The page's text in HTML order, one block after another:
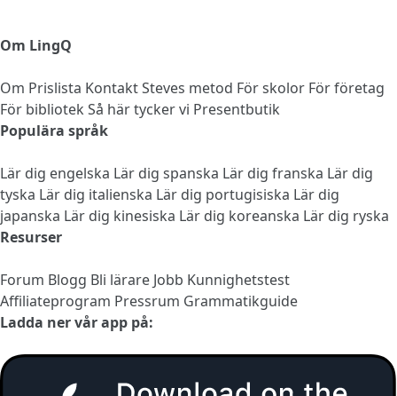
Om LingQ
Om Prislista KontaktSteves metod För skolor För företag
För bibliotek Så här tycker vi Presentbutik
Populära språk
Lär dig engelska Lär dig spanska Lär dig franska Lär dig
tyska Lär dig italienska Lär dig portugisiska Lär dig
japanska Lär dig kinesiska Lär dig koreanska Lär dig ryska
Resurser
Forum Blogg Bli lärare Jobb Kunnighetstest
Affiliateprogram Pressrum Grammatikguide
Ladda ner vår app på: